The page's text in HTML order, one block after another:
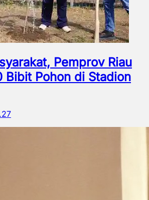
Pemprov Riau
Bibit Pohon di Stadion